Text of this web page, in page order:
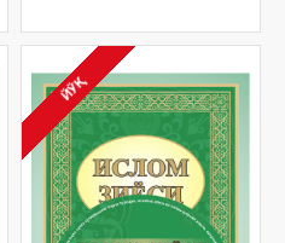
ЙЎҚ